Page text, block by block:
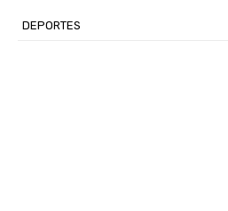
DEPORTES